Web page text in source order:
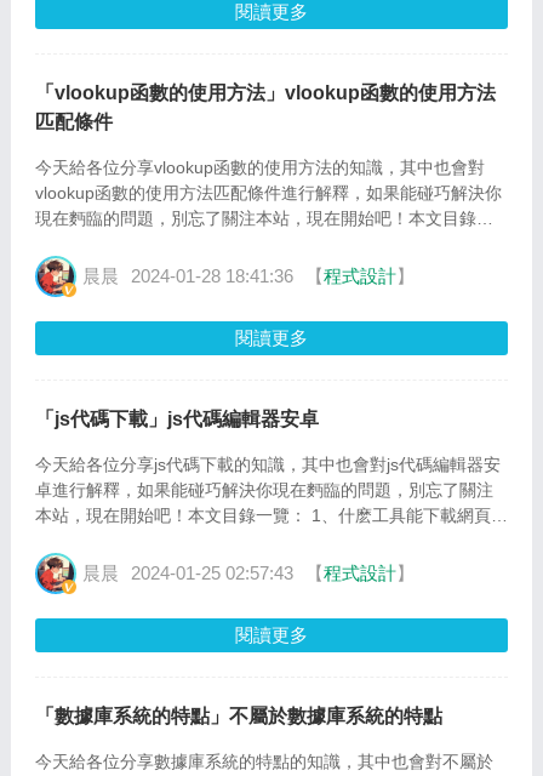
閱讀更多
「vlookup函數的使用方法」vlookup函數的使用方法
匹配條件
今天給各位分享vlookup函數的使用方法的知識，其中也會對
vlookup函數的使用方法匹配條件進行解釋，如果能碰巧解決你
現在麪臨的問題，別忘了關注本站，現在開始吧！本文目錄一
法...
晨晨 2024-01-28 18:41:36 【程式設計】
閱讀更多
「js代碼下載」js代碼編輯器安卓
今天給各位分享js代碼下載的知識，其中也會對js代碼編輯器安
卓進行解釋，如果能碰巧解決你現在麪臨的問題，別忘了關注
本站，現在開始吧！本文目錄一覽： 1、什麽工具能下載網頁,
晨晨 2024-01-25 02:57:43 【程式設計】
閱讀更多
「數據庫系統的特點」不屬於數據庫系統的特點
今天給各位分享數據庫系統的特點的知識，其中也會對不屬於